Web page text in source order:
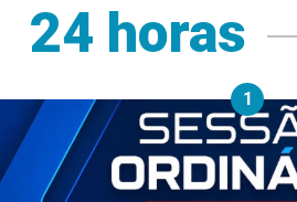
24 horas
1